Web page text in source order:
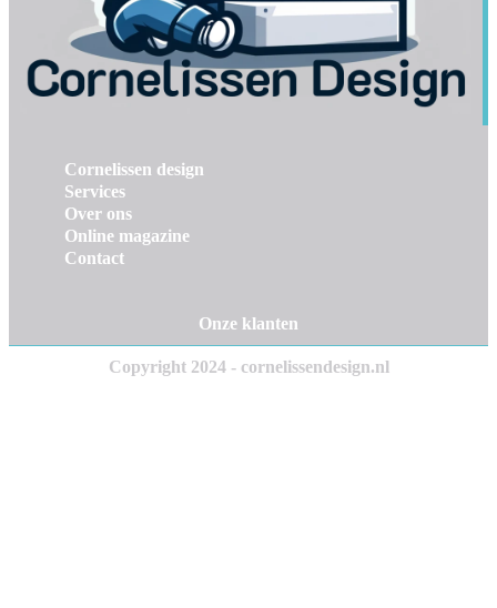
Cornelissen design
Services
Over ons
Online magazine
Contact
Onze klanten
Copyright 2024 - cornelissendesign.nl